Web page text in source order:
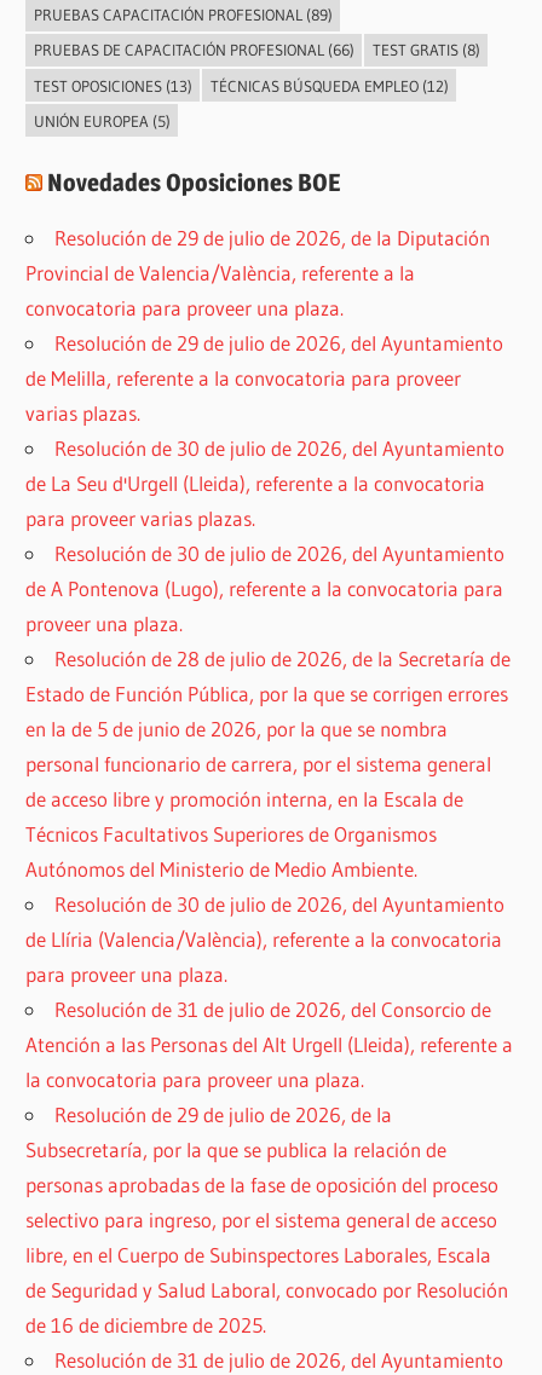
PRUEBAS CAPACITACIÓN PROFESIONAL(89)
PRUEBAS DE CAPACITACIÓN PROFESIONAL(66) TEST GRATIS(8)
TEST OPOSICIONES(13) TÉCNICAS BÚSQUEDA EMPLEO(12)
UNIÓN EUROPEA (5)
Novedades Oposiciones BOE
Resolución de 29 de julio de 2026, de la Diputación
Provincial de Valencia/València, referente a la
convocatoria para proveer una plaza.
Resolución de 29 de julio de 2026, del Ayuntamiento
de Melilla, referente a la convocatoria para proveer
varias plazas.
Resolución de 30 de julio de 2026, del Ayuntamiento
de La Seu d'Urgell (Lleida), referente a la convocatoria
para proveer varias plazas.
Resolución de 30 de julio de 2026, del Ayuntamiento
de A Pontenova (Lugo), referente a la convocatoria para
proveer una plaza.
Resolución de 28 de julio de 2026, de la Secretaría de
Estado de Función Pública, por la que se corrigen errores
en la de 5 de junio de 2026, por la que se nombra
personal funcionario de carrera, por el sistema general
de acceso libre y promoción interna, en la Escala de
Técnicos Facultativos Superiores de Organismos
Autónomos del Ministerio de Medio Ambiente.
Resolución de 30 de julio de 2026, del Ayuntamiento
de Llíria (Valencia/València), referente a la convocatoria
para proveer una plaza.
Resolución de 31 de julio de 2026, del Consorcio de
Atención a las Personas del Alt Urgell (Lleida), referente a
la convocatoria para proveer una plaza.
Resolución de 29 de julio de 2026, de la
Subsecretaría, por la que se publica la relación de
personas aprobadas de la fase de oposición del proceso
selectivo para ingreso, por el sistema general de acceso
libre, en el Cuerpo de Subinspectores Laborales, Escala
de Seguridad y Salud Laboral, convocado por Resolución
de 16 de diciembre de 2025.
Resolución de 31 de julio de 2026, del Ayuntamiento